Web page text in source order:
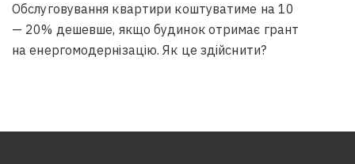
Обслуговування квартири коштуватиме на 10
— 20% дешевше, якщо будинок отримає грант
на енергомодернізацію. Як це здійснити?